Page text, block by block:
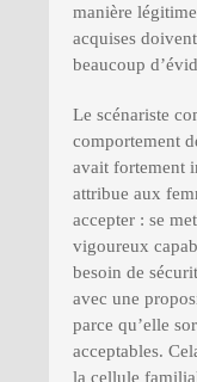
manière
acquises
beaucoup
Le scénariste
comportement
avait fortement
attribue aux
accepter : se
vigoureux
besoin de
avec une
parce qu’elle
acceptables.
la cellule